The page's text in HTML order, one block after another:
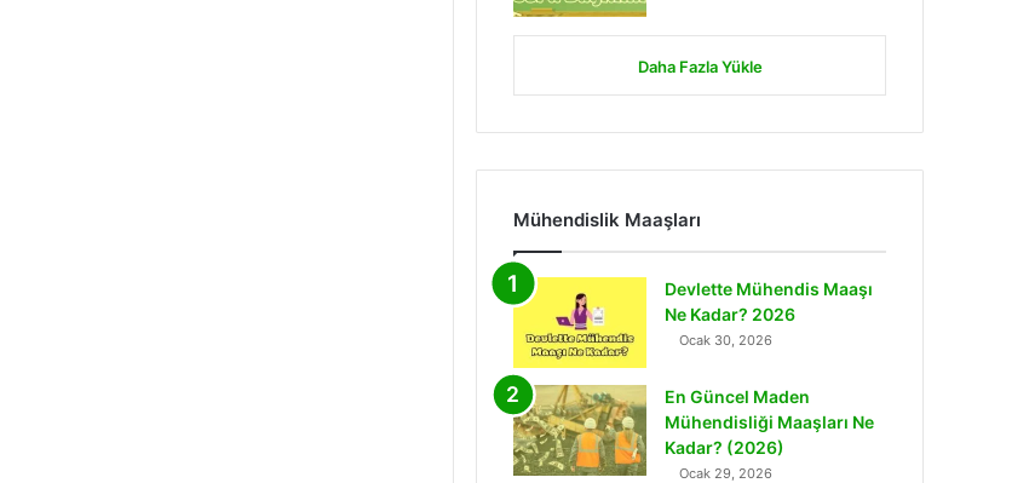
Daha Fazla Yükle
Mühendislik Maaşları
Devlette Mühendis Maaşı
Ne Kadar? 2026
Ocak 30, 2026
En Güncel Maden
Mühendisliği Maaşları Ne
Kadar? (2026)
Ocak 29, 2026